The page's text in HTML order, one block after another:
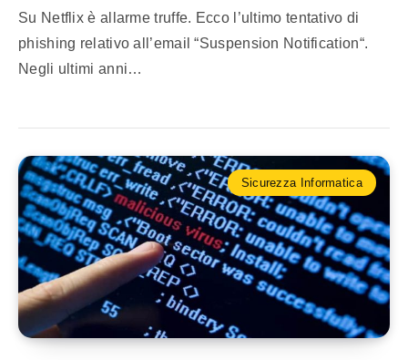
Su Netflix è allarme truffe. Ecco l’ultimo tentativo di
phishing relativo all’email “Suspension Notification“.
Negli ultimi anni…
Sicurezza Informatica